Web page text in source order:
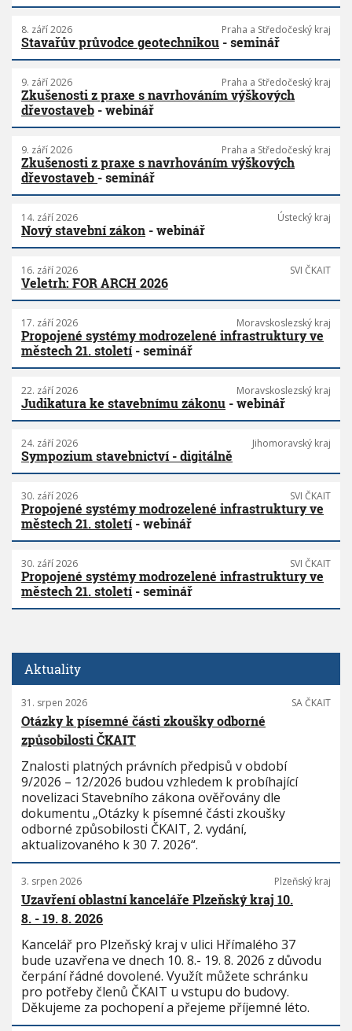
8. září 2026 Praha a Středočeský kraj
Stavařův průvodce geotechnikou - seminář
9. září 2026 Praha a Středočeský kraj
Zkušenosti z praxe s navrhováním výškových
dřevostaveb - webinář
9. září 2026 Praha a Středočeský kraj
Zkušenosti z praxe s navrhováním výškových
dřevostaveb - seminář
14. září 2026 Ústecký kraj
Nový stavební zákon - webinář
16. září 2026 SVI ČKAIT
Veletrh: FOR ARCH 2026
17. září 2026 Moravskoslezský kraj
Propojené systémy modrozelené infrastruktury ve
městech 21. století- seminář
22. září 2026 Moravskoslezský kraj
Judikatura ke stavebnímu zákonu - webinář
24. září 2026 Jihomoravský kraj
Sympozium stavebnictví - digitálně
30. září 2026 SVI ČKAIT
Propojené systémy modrozelené infrastruktury ve
městech 21. století- webinář
30. září 2026 SVI ČKAIT
Propojené systémy modrozelené infrastruktury ve
městech 21. století- seminář
Aktuality
31. srpen 2026 SA ČKAIT
Otázky k písemné části zkoušky odborné
způsobilosti ČKAIT
Znalosti platných právních předpisů v období
9/2026 – 12/2026 budou vzhledem k probíhající
novelizaci Stavebního zákona ověřovány dle
dokumentu „Otázky k písemné části zkoušky
odborné způsobilosti ČKAIT, 2. vydání,
aktualizovaného k 30 7. 2026“.
3. srpen 2026 Plzeňský kraj
Uzavření oblastní kanceláře Plzeňský kraj 10.
8. - 19. 8. 2026
Kancelář pro Plzeňský kraj v ulici Hřímalého 37
bude uzavřena ve dnech 10. 8.- 19. 8. 2026 z důvodu
čerpání řádné dovolené. Využít můžete schránku
pro potřeby členů ČKAIT u vstupu do budovy.
Děkujeme za pochopení a přejeme příjemné léto.